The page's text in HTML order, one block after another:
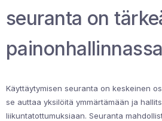
seuranta on
Käyttäytymisen seuranta on keskeinen
se auttaa yksilöitä ymmärtämään ja
liikuntatottumuksiaan. Seuranta